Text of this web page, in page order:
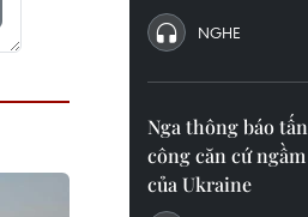
NGHE
Nga thông báo tấn
công căn cứ ngầm
của Ukraine